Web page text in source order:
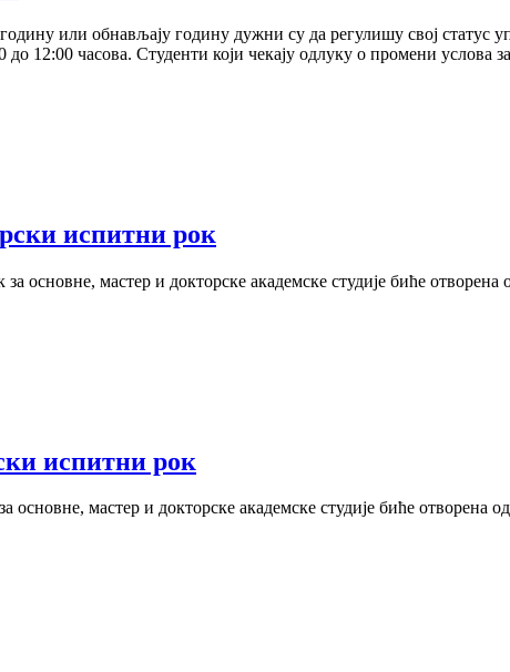
или обнављају годину дужни су да регулишу свој
12:00 часова. Студенти који чекају одлуку о промени услова
испитни рок
основне, мастер и докторске академске студије биће
испитни рок
основне, мастер и докторске академске студије биће отворена